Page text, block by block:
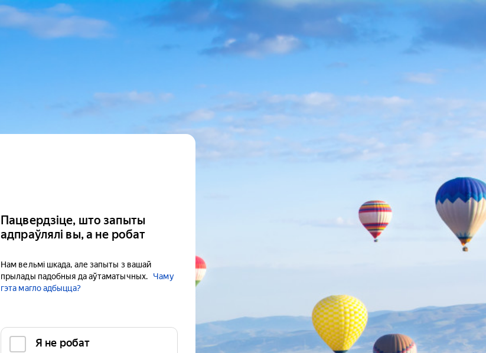
Пацвердзіце, што запыты
адпраўлялі вы, а не робат
Нам вельмі шкада, але запыты з вашай
прылады падобныя да аўтаматычных.
Чаму
гэта магло адбыцца?
Я не робат